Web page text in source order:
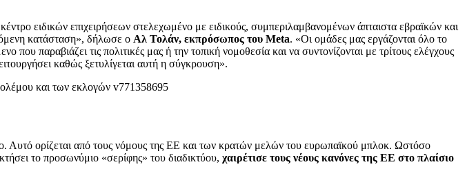
ειδικών επιχειρήσεων στελεχωμένο με ειδικούς, συμπεριλαμβανομένων άπταιστα εβραϊκών και
κατάσταση», δήλωσε ο Αλ Τολάν, εκπρόσωπος του Meta. «Οι ομάδες μας εργάζονται όλο το
παραβιάζει τις πολιτικές μας ή την τοπική νομοθεσία και να συντονίζονται με τρίτους ελέγχους
καθώς ξετυλίγεται αυτή η σύγκρουση».
Αυτό ορίζεται από τους νόμους της ΕΕ και των κρατών μελών του ευρωπαϊκού μπλοκ. Ωστόσο
το προσωνύμιο «σερίφης» του διαδικτύου, χαιρέτισε τους νέους κανόνες της ΕΕ στο πλαίσιο